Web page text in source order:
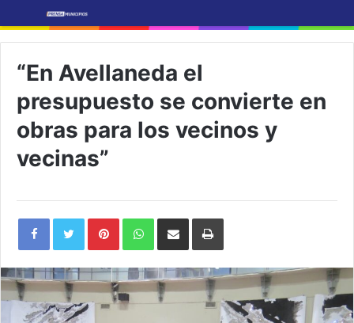
“En Avellaneda el
presupuesto se convierte en
obras para los vecinos y
vecinas”
PinterestWhatsAppShare
Email
Print